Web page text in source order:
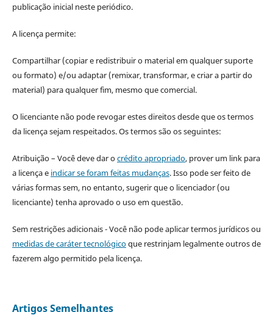
publicação inicial neste periódico.
A licença permite:
Compartilhar (copiar e redistribuir o material em qualquer suporte
ou formato) e/ou adaptar (remixar, transformar, e criar a partir do
material) para qualquer fim, mesmo que comercial.
O licenciante não pode revogar estes direitos desde que os termos
da licença sejam respeitados. Os termos são os seguintes:
Atribuição – Você deve dar ocrédito apropriado, prover um link para
a licença e indicar se foram feitas mudanças. Isso pode ser feito de
várias formas sem, no entanto, sugerir que o licenciador (ou
licenciante) tenha aprovado o uso em questão.
Sem restrições adicionais - Você não pode aplicar termos jurídicos ou
medidas de caráter tecnológicoque restrinjam legalmente outros de
fazerem algo permitido pela licença.
Artigos Semelhantes